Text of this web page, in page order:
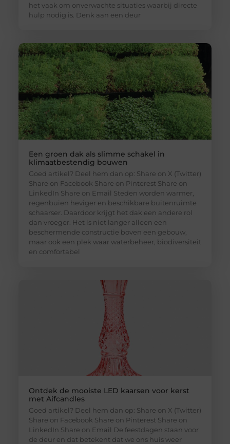
het vaak om onverwachte situaties waarbij directe
hulp nodig is. Denk aan een deur
Een groen dak als slimme schakel in
klimaatbestendig bouwen
Goed artikel? Deel hem dan op: Share on X (Twitter)
Share on Facebook Share on Pinterest Share on
LinkedIn Share on Email Steden worden warmer,
regenbuien heviger en beschikbare buitenruimte
schaarser. Daardoor krijgt het dak een andere rol
dan vroeger. Het is niet langer alleen een
beschermende constructie boven een gebouw,
maar ook een plek waar waterbeheer, biodiversiteit
en comfortabel
Ontdek de mooiste LED kaarsen voor kerst
met Aifcandles
Goed artikel? Deel hem dan op: Share on X (Twitter)
Share on Facebook Share on Pinterest Share on
LinkedIn Share on Email De feestdagen staan voor
de deur en dat betekent dat we ons huis weer